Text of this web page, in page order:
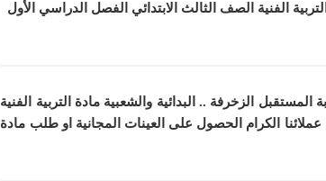
الفنية الصف الثالث الابتدائي الفصل الدراسي الأول
الزخرفة .. البدائية والشعبية مادة التربية الفنية
عملائنا الكرام الحصول على العينات المجانية او طلب مادة